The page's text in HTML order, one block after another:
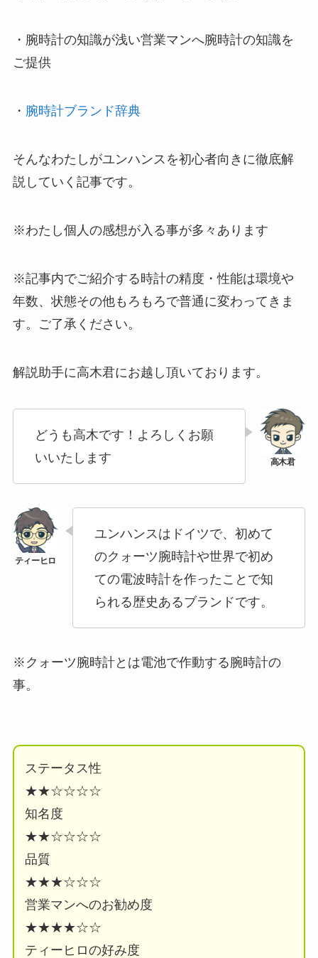
・腕時計の知識が浅い営業マンへ腕時計の知識を
ご提供
・ 腕時計ブランド辞典
そんなわたしがユンハンスを初心者向きに徹底解
説していく記事です。
※わたし個人の感想が入る事が多々あります
※記事内でご紹介する時計の精度・性能は環境や
年数、状態その他もろもろで普通に変わってきま
す。ご了承ください。
解説助手に高木君にお越し頂いております。
どうも高木です！よろしくお願
いいたします
ユンハンスはドイツで、初めて
のクォーツ腕時計や世界で初め
ての電波時計を作ったことで知
られる歴史あるブランドです。
※クォーツ腕時計とは電池で作動する腕時計の
事。
ステータス性
★★☆☆☆☆
知名度
★★☆☆☆☆
品質
★★★☆☆☆
営業マンへのお勧め度
★★★★☆☆
ティーヒロの好み度